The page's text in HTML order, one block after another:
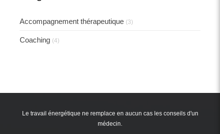
Accompagnement thérapeutique (3)
Coaching (4)
Le travail énergétique ne remplace en aucun cas les conseils d'un
médecin.